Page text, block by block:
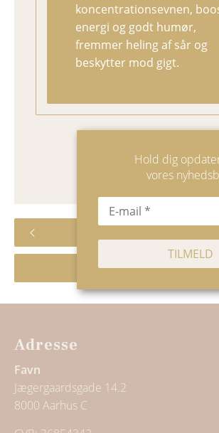
koncentrationsevnen,
energi og godt humør,
fremmer heling af sår og
beskytter mod gigt.
BOOK NHT-FORLØB
REIKI HEALING
Hold dig
vores
Adresse
Favn
Jægergaardsgade 14.2
8000 Aarhus C